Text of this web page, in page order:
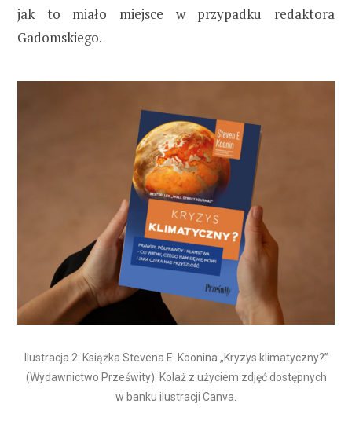
jak to miało miejsce w przypadku redaktora
Gadomskiego.
Ilustracja 2: Książka Stevena E. Koonina „Kryzys klimatyczny?”
(Wydawnictwo Prześwity). Kolaż z użyciem zdjęć dostępnych
w banku ilustracji Canva.